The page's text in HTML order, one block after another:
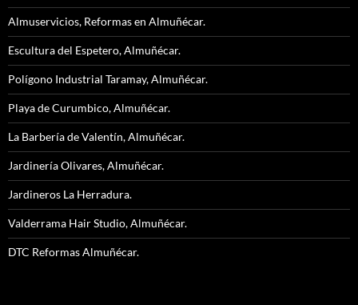
Almuservicios, Reformas en Almuñécar.
Escultura del Espetero, Almuñécar.
Polígono Industrial Taramay, Almuñécar.
Playa de Curumbico, Almuñécar.
La Barbería de Valentín, Almuñécar.
Jardinería Olivares, Almuñécar.
Jardineros La Herradura.
Valderrama Hair Studio, Almuñécar.
DTC Reformas Almuñécar.